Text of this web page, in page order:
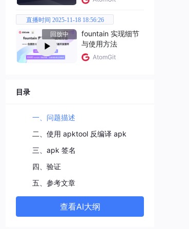
直播时间 2025-11-18 18:56:26
回放中
fountain 实现细节
与使用方法
AtomGit
目录
一、问题描述
二、使用 apktool 反编译 apk
三、apk 签名
四、验证
五、参考文章
查看AI大纲